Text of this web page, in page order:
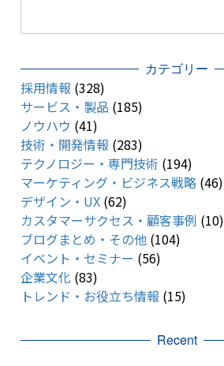
カテゴリー
採用情報 (328)
サービス・製品 (185)
ノウハウ (41)
技術・開発情報 (283)
テクノロジー・専門技術 (194)
マーケティング・ビジネス戦略(46)
デザイン・UX(62)
カスタマーサクセス・顧客事例 (10)
ブログまとめ・その他(104)
イベント・セミナー (56)
企業文化 (83)
トレンド・お役立ち情報 (15)
Recent